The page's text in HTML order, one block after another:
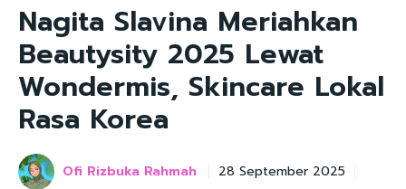
Nagita Slavina Meriahkan
Beautysity 2025 Lewat
Wondermis, Skincare Lokal
Rasa Korea
Ofi Rizbuka Rahmah 28 September 2025